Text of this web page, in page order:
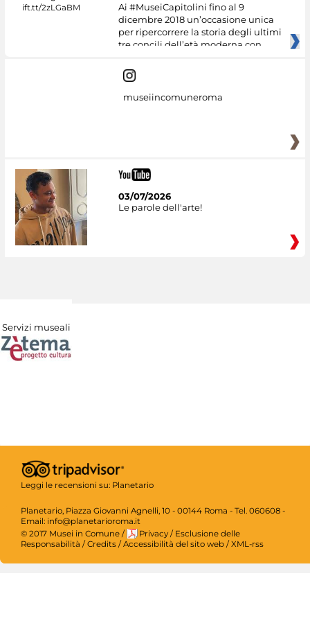
Ai #MuseiCapitolini fino al 9
dicembre 2018 un’occasione unica
per ripercorrere la storia degli ultimi
tre concili dell’età moderna con
museiincomuneroma
03/07/2026
Le parole dell'arte!
Servizi museali
Leggi le recensioni su: Planetario
Planetario, Piazza Giovanni Agnelli, 10 - 00144 Roma - Tel. 060608 -
Email: info@planetarioroma.it
© 2017 Musei in Comune / Privacy / Esclusione delle
Responsabilità / Credits / Accessibilità del sito web / XML-rss